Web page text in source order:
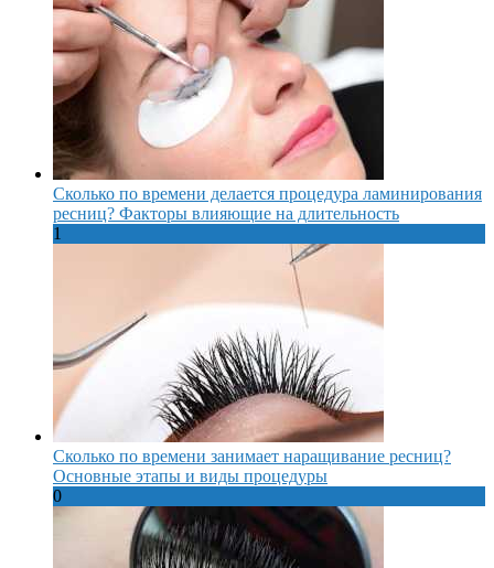
Сколько по времени делается процедура ламинирования
ресниц? Факторы влияющие на длительность
1
Сколько по времени занимает наращивание ресниц?
Основные этапы и виды процедуры
0